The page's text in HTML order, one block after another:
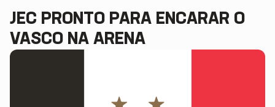
JEC PRONTO PARA ENCARAR O
VASCO NA ARENA